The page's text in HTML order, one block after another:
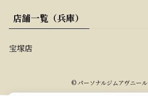
店舗一覧（兵庫）
宝塚店
©パーソナルジムアヴニール